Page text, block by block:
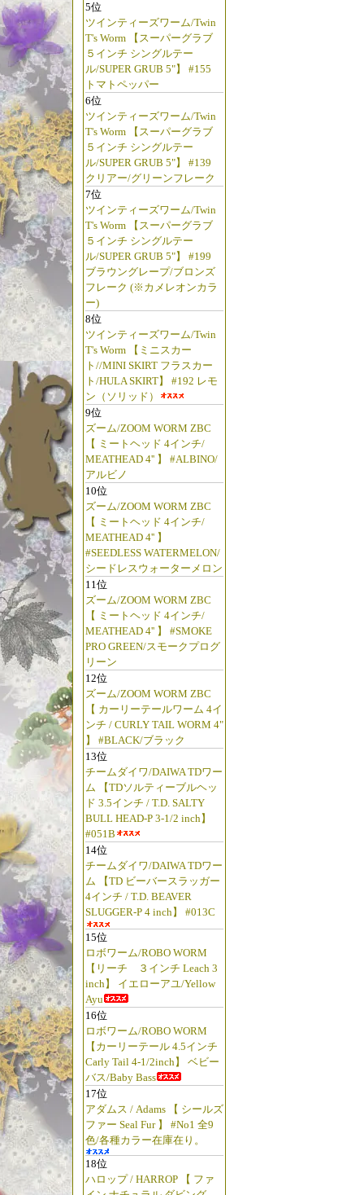
5位
ツインティーズワーム/Twin
T's Worm 【スーパーグラブ
５インチ シングルテー
ル/SUPER GRUB 5"】 #155
トマトペッパー
6位
ツインティーズワーム/Twin
T's Worm 【スーパーグラブ
５インチ シングルテー
ル/SUPER GRUB 5"】 #139
クリアー/グリーンフレーク
7位
ツインティーズワーム/Twin
T's Worm 【スーパーグラブ
５インチ シングルテー
ル/SUPER GRUB 5"】 #199
ブラウングレープ/ブロンズ
フレーク (※カメレオンカラ
ー)
8位
ツインティーズワーム/Twin
T's Worm 【ミニスカー
ト//MINI SKIRT フラスカー
ト/HULA SKIRT】 #192 レモ
ン（ソリッド）
9位
ズーム/ZOOM WORM ZBC
【 ミートヘッド 4インチ/
MEATHEAD 4'' 】 #ALBINO/
アルビノ
10位
ズーム/ZOOM WORM ZBC
【 ミートヘッド 4インチ/
MEATHEAD 4'' 】
#SEEDLESS WATERMELON/
シードレスウォーターメロン
11位
ズーム/ZOOM WORM ZBC
【 ミートヘッド 4インチ/
MEATHEAD 4'' 】 #SMOKE
PRO GREEN/スモークプログ
リーン
12位
ズーム/ZOOM WORM ZBC
【 カーリーテールワーム 4イ
ンチ / CURLY TAIL WORM 4"
】 #BLACK/ブラック
13位
チームダイワ/DAIWA TDワー
ム 【TDソルティーブルヘッ
ド 3.5インチ / T.D. SALTY
BULL HEAD-P 3-1/2 inch】
#051B
14位
チームダイワ/DAIWA TDワー
ム 【TD ビーバースラッガー
4インチ / T.D. BEAVER
SLUGGER-P 4 inch】 #013C
15位
ロボワーム/ROBO WORM
【リーチ ３インチ Leach 3
inch】 イエローアユ/Yellow
Ayu
16位
ロボワーム/ROBO WORM
【カーリーテール 4.5インチ
Carly Tail 4-1/2inch】 ベビー
バス/Baby Bass
17位
アダムス / Adams 【 シールズ
ファー Seal Fur 】 #No1 全9
色/各種カラー在庫在り。
18位
ハロップ / HARROP 【 ファ